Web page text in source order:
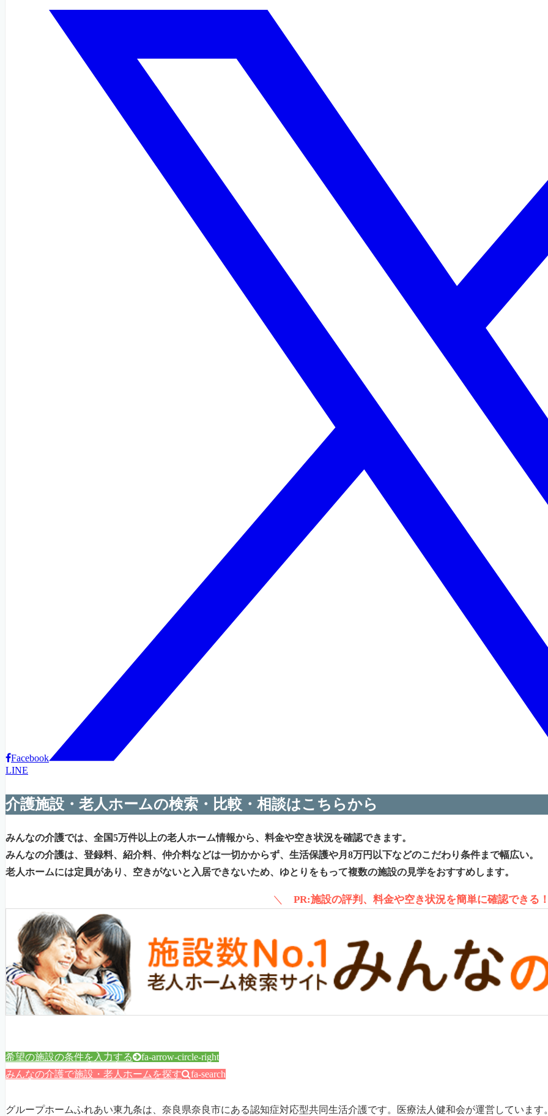
Facebook
LINE
介護施設・老人ホームの検索・比較・相談はこちらから
みんなの介護では、全国5万件以上の老人ホーム情報から、料金や空き状況を確認できます。
みんなの介護は、登録料、紹介料、仲介料などは一切かからず、生活保護や月8万円以下などのこだわり条件まで幅広い。
老人ホームには定員があり、空きがないと入居できないため、ゆとりをもって複数の施設の見学をおすすめします。
＼ PR:施設の評判、料金や空き状況を簡単に確認できる
希望の施設の条件を入力する fa-arrow-circle-right
みんなの介護で施設・老人ホームを探す fa-search
グループホームふれあい東九条は、奈良県奈良市にある認知症対応型共同生活介護です。医療法人健和会が運営していま